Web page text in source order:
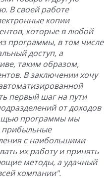
В своей работе
копии
которые в любой
программы, в том числе
доступ, а
таким образом,
В заключении хочу
первый шаг на пути
от доходов
программы мы
прибыльные
с наибольшими
их работу и принять
методы, а удачный
компании".